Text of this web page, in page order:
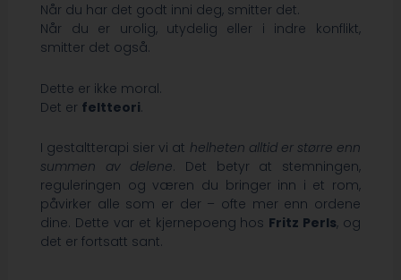
Når du har det godt inni deg, smitter det.
Når du er urolig, utydelig eller i indre konflikt,
smitter det også.
Dette er ikke moral.
Det er feltteori.
I gestaltterapi sier vi at helheten alltid er større enn
summen av delene. Det betyr at stemningen,
reguleringen og væren du bringer inn i et rom,
påvirker alle som er der – ofte mer enn ordene
dine. Dette var et kjernepoeng hos Fritz Perls, og
det er fortsatt sant.